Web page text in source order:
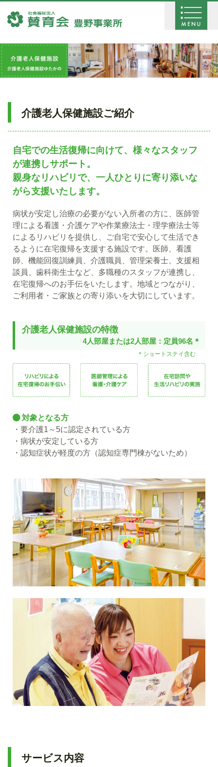
介護老人保健施設ご紹介
自宅での生活復帰に向けて、様々なスタッフ
が連携しサポート。
親身なリハビリで、一人ひとりに寄り添いな
がら支援いたします。
病状が安定し治療の必要がない入所者の方に、医師管
理による看護・介護ケアや作業療法士・理学療法士等
によるリハビリを提供し、ご自宅で安心して生活でき
るように在宅復帰を支援する施設です。医師、看護
師、機能回復訓練員、介護職員、管理栄養士、支援相
談員、歯科衛生士など、多職種のスタッフが連携し、
在宅復帰へのお手伝をいたします。地域とつながり、
ご利用者・ご家族との寄り添いを大切にしています。
介護老人保健施設の特徴
4人部屋または2人部屋：定員96名＊
＊ショートステイ含む
対象となる方
・要介護1～5に認定されている方
・病状が安定している方
・認知症状が軽度の方（認知症専門棟がないため）
サービス内容